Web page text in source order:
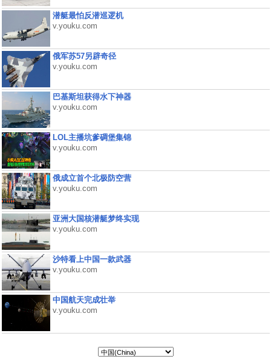
潜艇最怕反潜巡逻机
v.youku.com
俄军苏57另辟奇径
v.youku.com
巴基斯坦获得水下神器
v.youku.com
LOL主播坑爹碉堡集锦
v.youku.com
俄成立首个北极防空营
v.youku.com
亚洲大国核潜艇梦终实现
v.youku.com
沙特看上中国一款武器
v.youku.com
中国航天完成壮举
v.youku.com